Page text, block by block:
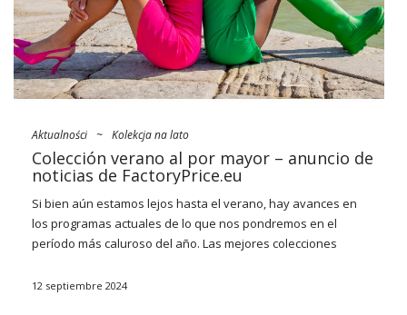
Aktualności ~ Kolekcja na lato
Colección verano al por mayor – anuncio de
noticias de FactoryPrice.eu
Si bien aún estamos lejos hasta el verano, hay avances en
los programas actuales de lo que nos pondremos en el
período más caluroso del año. Las mejores colecciones
semitransparentes en un estilo antiguo, brallets que se usan
12 septiembre 2024